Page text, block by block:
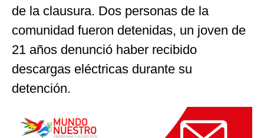
de la clausura. Dos personas de la
comunidad fueron detenidas, un joven de
21 años denunció haber recibido
descargas eléctricas durante su
detención.